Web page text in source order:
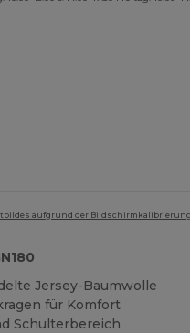
aufgrund der
Jersey-Baumwolle
für Komfort
Schulterbereich